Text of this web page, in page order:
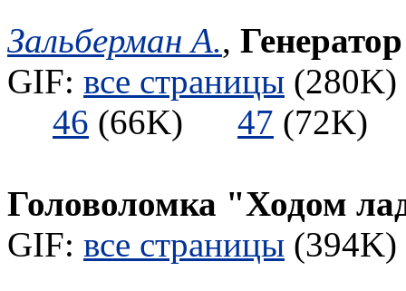
Зальберман А.,
GIF: все страницы
46 (66K) 47
Головоломка "Ходом
GIF: все страницы